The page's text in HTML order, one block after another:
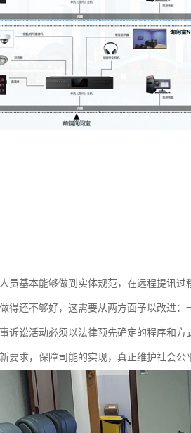
员基本能够做到实体规范，在远程提讯
得还不够好，这需要从两方面予以改进
诉讼活动必须以法律预先确定的程序和
要求，保障司能的实现，真正维护社会公